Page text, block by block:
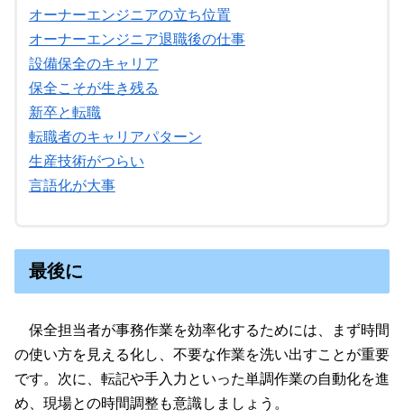
オーナーエンジニアの立ち位置
オーナーエンジニア退職後の仕事
設備保全のキャリア
保全こそが生き残る
新卒と転職
転職者のキャリアパターン
生産技術がつらい
言語化が大事
最後に
保全担当者が事務作業を効率化するためには、まず時間
の使い方を見える化し、不要な作業を洗い出すことが重要
です。次に、転記や手入力といった単調作業の自動化を進
め、現場との時間調整も意識しましょう。